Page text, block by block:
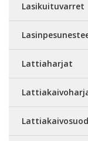
Lasikuituvarret
Lattiaharjat